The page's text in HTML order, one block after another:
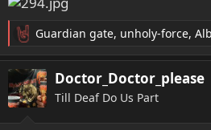
R
e
a
k
t
Guardian gate, unholy-force,
Doctor_Doctor_please
Till Deaf Do Us Part